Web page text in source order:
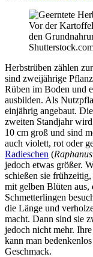
Vor der
den
Herbstrüben zählen
sind zweijährige
Rüben im Boden und
ausbilden. Als
einjährig angebaut.
zweiten Standjahr
10 cm groß und sind
auch violett, rot oder
Radieschen (
jedoch etwas größer.
schießen sie
mit gelben Blüten
Schmetterlingen
die Länge und
macht. Dann sind sie
jedoch nicht mehr.
kann man
Geschmack.